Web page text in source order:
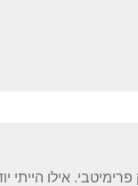
אילו הייתי